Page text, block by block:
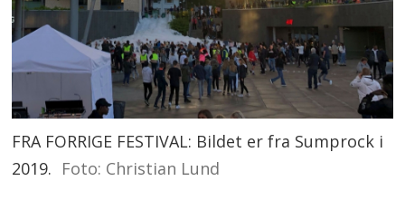
FRA FORRIGE FESTIVAL: Bildet er fra Sumprock i
2019. Foto: Christian Lund